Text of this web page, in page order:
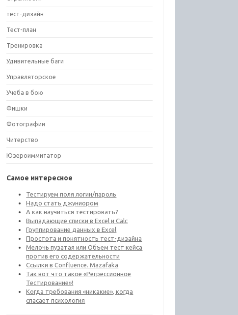
тест-дизайн
Тест-план
Тренировка
Удивительные баги
Управляторское
Учеба в бою
Фишки
Фотографии
Читерство
Юзероиммитатор
Самое интересное